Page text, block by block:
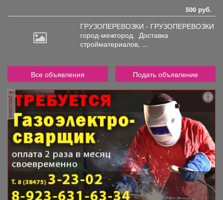
500 руб.
ГРУЗОПЕРЕВОЗКИ - ГРУЗОПЕРЕВОЗКИ
город-межгород. Доставка
стройматериалов, ...
Все объявления Подать объявление
реклама